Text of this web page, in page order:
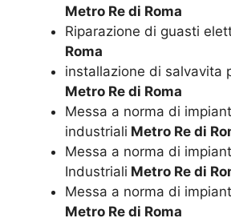
Metro Re di Roma
Riparazione di guasti
Roma
installazione di salvavita
Metro Re di Roma
Messa a norma di
industriali Metro Re di
Messa a norma di
Industriali Metro Re di
Messa a norma di
Metro Re di Roma